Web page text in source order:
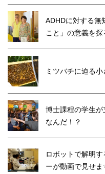
ADHDに対する
こと」の意義を探
ミツバチに迫る
博士課程の学生
なんだ！？
ロボットで解明
ーが動画で見せま